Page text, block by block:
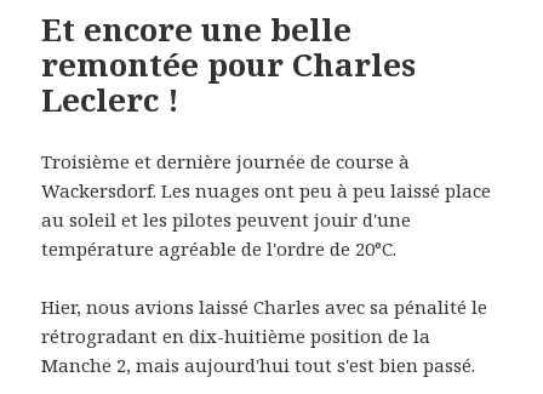
Et encore une belle
remontée pour Charles
Leclerc !
Troisième et dernière journée de course à
Wackersdorf. Les nuages ont peu à peu laissé place
au soleil et les pilotes peuvent jouir d'une
température agréable de l'ordre de 20°C.
Hier, nous avions laissé Charles avec sa pénalité le
rétrogradant en dix-huitième position de la
Manche 2, mais aujourd'hui tout s'est bien passé.